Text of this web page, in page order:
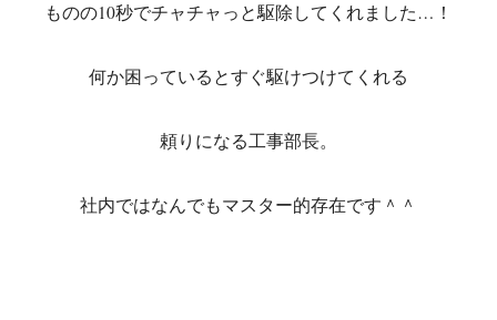
ものの10秒でチャチャっと駆除してくれました…！
何か困っているとすぐ駆けつけてくれる
頼りになる工事部長。
社内ではなんでもマスター的存在です＾＾